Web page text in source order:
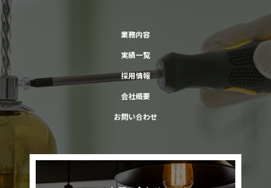
業務内容
実績一覧
採用情報
会社概要
お問い合わせ